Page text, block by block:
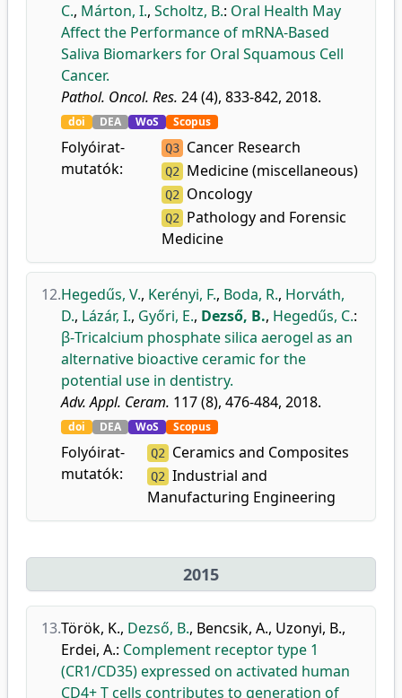
C., Márton, I., Scholtz, B.: Oral Health May
Affect the Performance of mRNA-Based
Saliva Biomarkers for Oral Squamous Cell
Cancer.
Pathol. Oncol. Res. 24 (4), 833-842, 2018.
doi DEA WoS Scopus
Folyóirat-
mutatók:
Q3 Cancer Research
Q2 Medicine (miscellaneous)
Q2 Oncology
Q2 Pathology and Forensic
Medicine
12.Hegedűs, V., Kerényi, F., Boda, R., Horváth,
D., Lázár, I., Győri, E., Dezső, B., Hegedűs, C.:
β-Tricalcium phosphate silica aerogel as an
alternative bioactive ceramic for the
potential use in dentistry.
Adv. Appl. Ceram. 117 (8), 476-484, 2018.
doi DEA WoS Scopus
Folyóirat-
mutatók:
Q2 Ceramics and Composites
Q2 Industrial and
Manufacturing Engineering
2015
13.Török, K., Dezső, B., Bencsik, A., Uzonyi, B.,
Erdei, A.: Complement receptor type 1
(CR1/CD35) expressed on activated human
CD4+ T cells contributes to generation of